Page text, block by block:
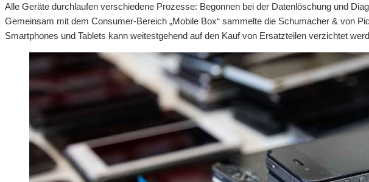
Alle Geräte durchlaufen verschiedene Prozesse: Begonnen bei der Datenlöschung und
Gemeinsam mit dem Consumer-Bereich „Mobile Box“ sammelte die Schumacher & von
Smartphones und Tablets kann weitestgehend auf den Kauf von Ersatzteilen verzichtet